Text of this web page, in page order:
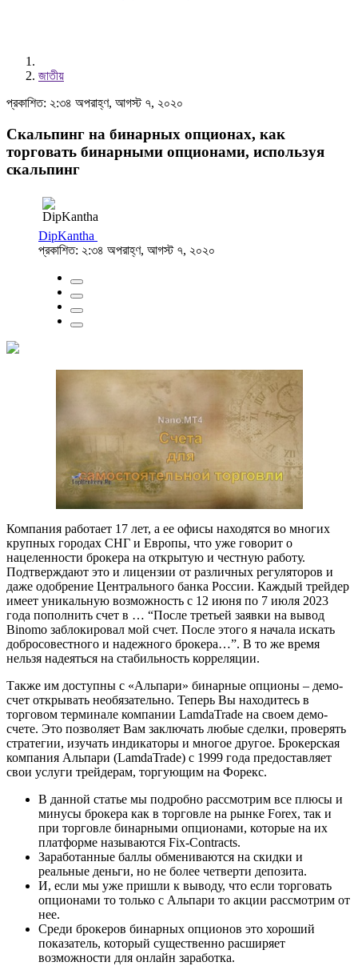
জাতীয়
প্রকাশিত: ২:৩৪ অপরাহ্ণ, আগস্ট ৭, ২০২০
Скальпинг на бинарных опционах, как
торговать бинарными опционами, используя
скальпинг
DipKantha
প্রকাশিত: ২:৩৪ অপরাহ্ণ, আগস্ট ৭, ২০২০
Компания работает 17 лет, а ее офисы находятся во многих
крупных городах СНГ и Европы, что уже говорит о
нацеленности брокера на открытую и честную работу.
Подтверждают это и лицензии от различных регуляторов и
даже одобрение Центрального банка России. Каждый трейдер
имеет уникальную возможность с 12 июня по 7 июля 2023
года пополнить счет в … “После третьей заявки на вывод
Binomo заблокировал мой счет. После этого я начала искать
добросовестного и надежного брокера…”. В то же время
нельзя надеяться на стабильность корреляции.
Также им доступны с «Альпари» бинарные опционы – демо-
счет открывать необязательно. Теперь Вы находитесь в
торговом терминале компании LamdaTrade на своем демо-
счете. Это позволяет Вам заключать любые сделки, проверять
стратегии, изучать индикаторы и многое другое. Брокерская
компания Альпари (LamdaTrade) с 1999 года предоставляет
свои услуги трейдерам, торгующим на Форекс.
В данной статье мы подробно рассмотрим все плюсы и
минусы брокера как в торговле на рынке Forex, так и
при торговле бинарными опционами, которые на их
платформе называются Fix-Contracts.
Заработанные баллы обмениваются на скидки и
реальные деньги, но не более четверти депозита.
И, если мы уже пришли к выводу, что если торговать
опционами то только с Альпари то акции рассмотрим от
нее.
Среди брокеров бинарных опционов это хороший
показатель, который существенно расширяет
возможности для онлайн заработка.